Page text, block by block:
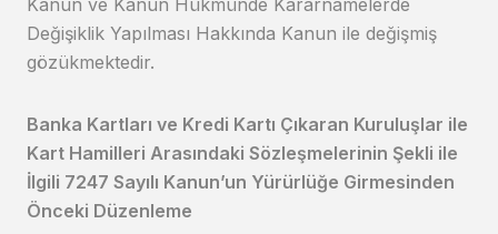
Kanun ve Kanun Hükmünde Kararnamelerde
Değişiklik Yapılması Hakkında Kanun ile değişmiş
gözükmektedir.
Banka Kartları ve Kredi Kartı Çıkaran Kuruluşlar ile
Kart Hamilleri Arasındaki Sözleşmelerinin Şekli ile
İlgili 7247 Sayılı Kanun’un Yürürlüğe Girmesinden
Önceki Düzenleme